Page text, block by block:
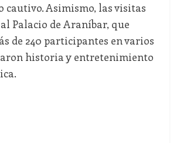
cautivo. Asimismo, las visitas
Palacio de Araníbar, que
de 240 participantes en varios
historia y entretenimiento